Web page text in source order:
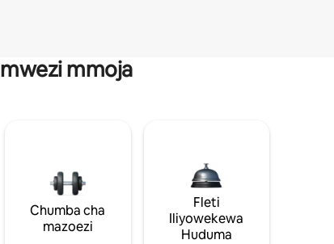
mmoja
Chumba cha
mazoezi
Fleti
Iliyowekewa
Huduma